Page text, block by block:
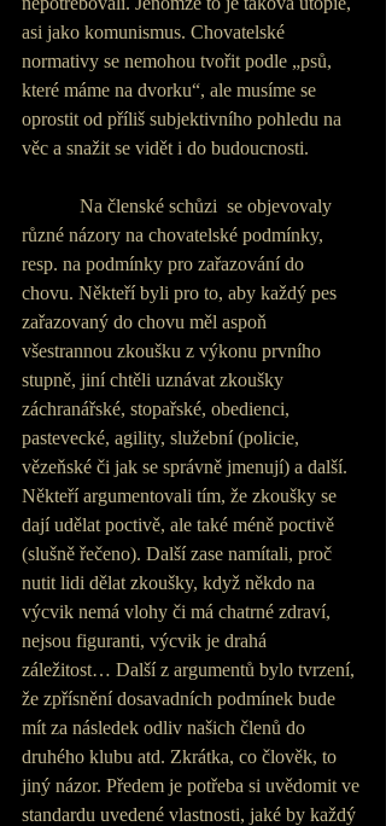
asi jako komunismus. Chovatelské
normativy se nemohou tvořit podle „psů,
které máme na dvorku“, ale musíme se
oprostit od příliš subjektivního pohledu na
věc a snažit se vidět i do budoucnosti.
různé názory na chovatelské podmínky,
resp. na podmínky pro zařazování do
chovu. Někteří byli pro to, aby každý pes
zařazovaný do chovu měl aspoň
všestrannou zkoušku z výkonu prvního
stupně, jiní chtěli uznávat zkoušky
záchranářské, stopařské, obedienci,
pastevecké, agility, služební (policie,
vězeňské či jak se správně jmenují) a další.
Někteří argumentovali tím, že zkoušky se
dají udělat poctivě, ale také méně poctivě
(slušně řečeno). Další zase namítali, proč
nutit lidi dělat zkoušky, když někdo na
výcvik nemá vlohy či má chatrné zdraví,
nejsou figuranti, výcvik je drahá
záležitost… Další z argumentů bylo tvrzení,
že zpřísnění dosavadních podmínek bude
mít za následek odliv našich členů do
druhého klubu atd. Zkrátka, co člověk, to
jiný názor. Předem je potřeba si uvědomit ve
standardu uvedené vlastnosti, jaké by každý